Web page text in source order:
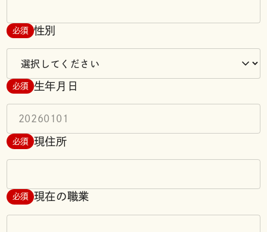
必須 性別
必須 生年月日
必須 現住所
必須 現在の職業